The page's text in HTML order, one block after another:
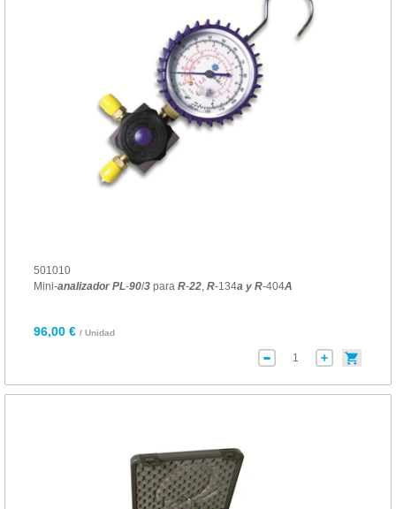
501010
Mini-analizador PL-90/3para R-22, R-134a y R-404A
96,00 € / Unidad